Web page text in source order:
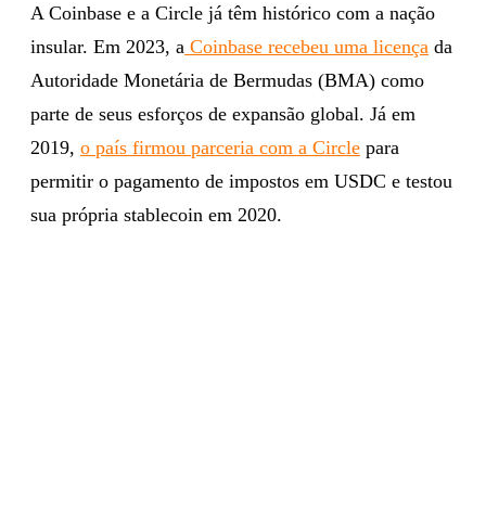
A Coinbase e a Circle já têm histórico com a nação
insular. Em 2023, a Coinbase recebeu uma licença da
Autoridade Monetária de Bermudas (BMA) como
parte de seus esforços de expansão global. Já em
2019, o país firmou parceria com a Circle para
permitir o pagamento de impostos em USDC e testou
sua própria stablecoin em 2020.